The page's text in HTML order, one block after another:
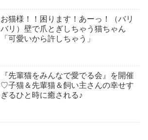
お猫様！！困ります！あーっ！（バリ
バリ）壁で爪とぎしちゃう猫ちゃん
「可愛いから許しちゃう」
『先輩猫をみんなで愛でる会』を開催
♡子猫＆先輩猫＆飼い主さんの幸せす
ぎるひと時に癒される♪